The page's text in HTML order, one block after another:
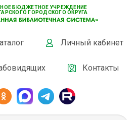
БЮДЖЕТНОЕ УЧРЕЖДЕНИЕ
ГОРОДСКОГО ОКРУГА
Личный кабинет
Контакты